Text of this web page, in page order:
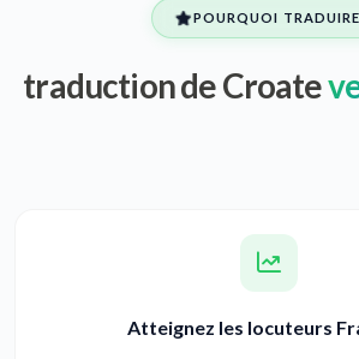
POURQUOI TRADUIRE
traduction de Croate
Atteignez les locuteurs